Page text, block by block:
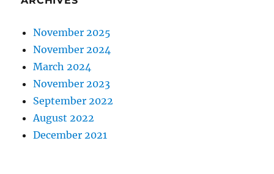
November 2025
November 2024
March 2024
November 2023
September 2022
August 2022
December 2021